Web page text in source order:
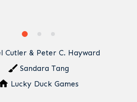
Cutler & Peter C. Hayward
Sandara Tang
Lucky Duck Games